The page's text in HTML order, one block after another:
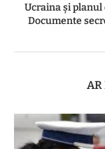
Ucraina și planul
Documente
AR